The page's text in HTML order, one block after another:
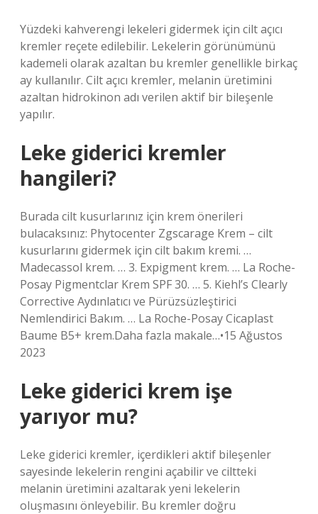
Yüzdeki kahverengi lekeleri gidermek için cilt açıcı
kremler reçete edilebilir. Lekelerin görünümünü
kademeli olarak azaltan bu kremler genellikle birkaç
ay kullanılır. Cilt açıcı kremler, melanin üretimini
azaltan hidrokinon adı verilen aktif bir bileşenle
yapılır.
Leke giderici kremler
hangileri?
Burada cilt kusurlarınız için krem ​​önerileri
bulacaksınız: Phytocenter Zgscarage Krem – cilt
kusurlarını gidermek için cilt bakım kremi. …
Madecassol krem. … 3. Expigment krem. … La Roche-
Posay Pigmentclar Krem SPF 30. … 5. Kiehl’s Clearly
Corrective Aydınlatıcı ve Pürüzsüzleştirici
Nemlendirici Bakım. … La Roche-Posay Cicaplast
Baume B5+ krem.Daha fazla makale…•15 Ağustos
2023
Leke giderici krem işe
yarıyor mu?
Leke giderici kremler, içerdikleri aktif bileşenler
sayesinde lekelerin rengini açabilir ve ciltteki
melanin üretimini azaltarak yeni lekelerin
oluşmasını önleyebilir. Bu kremler doğru